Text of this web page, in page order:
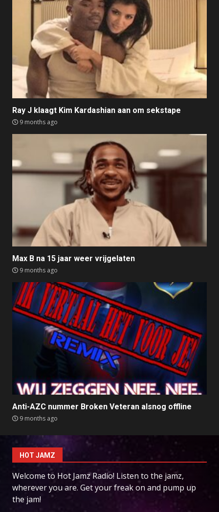
Ray J klaagt Kim Kardashian aan om sekstape
9 months ago
Max B na 15 jaar weer vrijgelaten
9 months ago
Anti-AZC nummer Broken Veteran alsnog offline
9 months ago
HOT JAMZ
Welcome to Hot Jamz Radio! Listen to the jamz,
wherever you are. Get your freak on and pump up
the jam!